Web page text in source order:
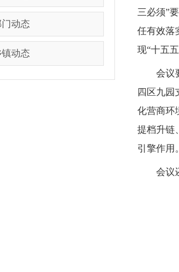
门动态
镇动态
三必须”
任有效落
现“十五
会议
四区九园
化营商环
提档升链
引擎作用
会议